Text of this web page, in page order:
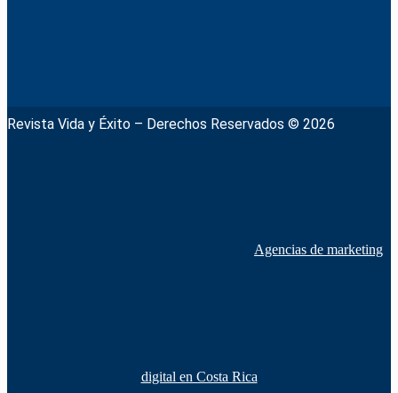
Revista Vida y Éxito – Derechos Reservados © 2026
Agencias de marketing
digital en Costa Rica